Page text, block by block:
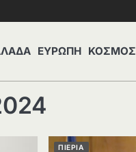
ΕΥΡΩΠΗ ΚΟΣΜΟΣ
ΠΙΕΡΙΑ